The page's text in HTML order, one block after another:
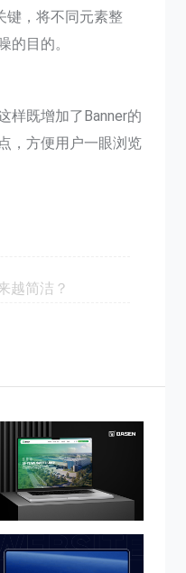
键，将不同元素整
的目的。
样既增加了Banner的
，方便用户一眼浏览
越简洁？